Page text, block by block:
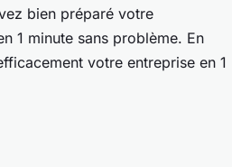
bien préparé votre
1 minute sans problème. En
votre entreprise en 1